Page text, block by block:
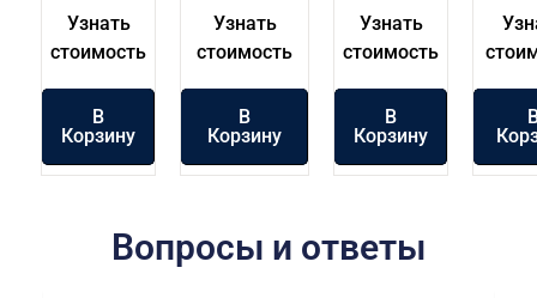
Узнать
стоимость
В
Корзину
Узнать
стоимость
В
Корзину
Узнать
стоимость
В
Корзину
Вопросы и ответы